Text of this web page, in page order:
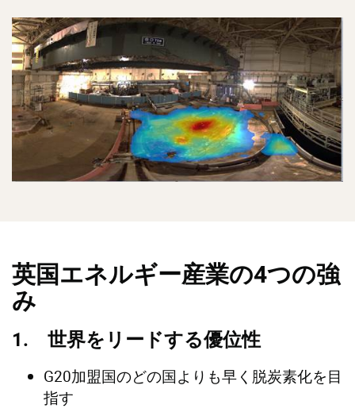
英国エネルギー産業の4つの強
み
1. 世界をリードする優位性
G20加盟国のどの国よりも早く脱炭素化を目
指す